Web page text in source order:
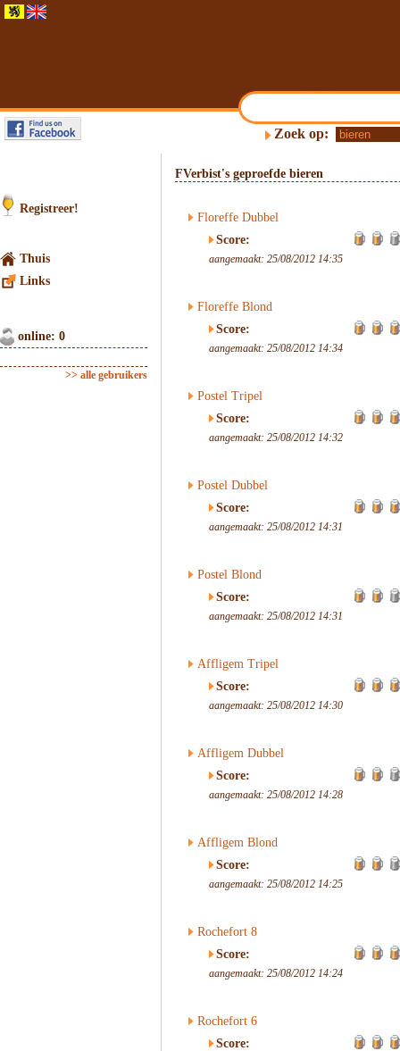
Zoek op:
Registreer!
Thuis
Links
online: 0
>> alle gebruikers
FVerbist's geproefde bieren
Floreffe Dubbel
Score:
aangemaakt: 25/08/2012 14:35
Floreffe Blond
Score:
aangemaakt: 25/08/2012 14:34
Postel Tripel
Score:
aangemaakt: 25/08/2012 14:32
Postel Dubbel
Score:
aangemaakt: 25/08/2012 14:31
Postel Blond
Score:
aangemaakt: 25/08/2012 14:31
Affligem Tripel
Score:
aangemaakt: 25/08/2012 14:30
Affligem Dubbel
Score:
aangemaakt: 25/08/2012 14:28
Affligem Blond
Score:
aangemaakt: 25/08/2012 14:25
Rochefort 8
Score:
aangemaakt: 25/08/2012 14:24
Rochefort 6
Score: